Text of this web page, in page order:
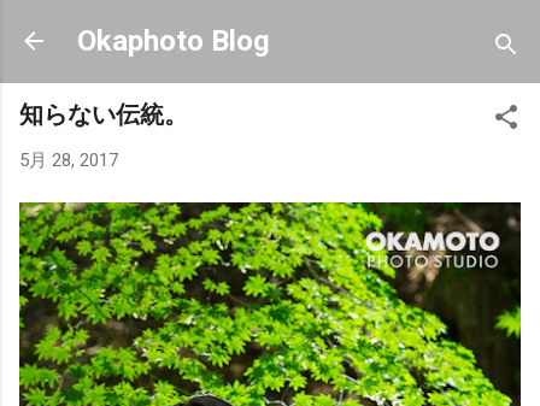
スキップしてメイン コンテンツに移動
Okaphoto Blog
知らない伝統。
5月 28, 2017